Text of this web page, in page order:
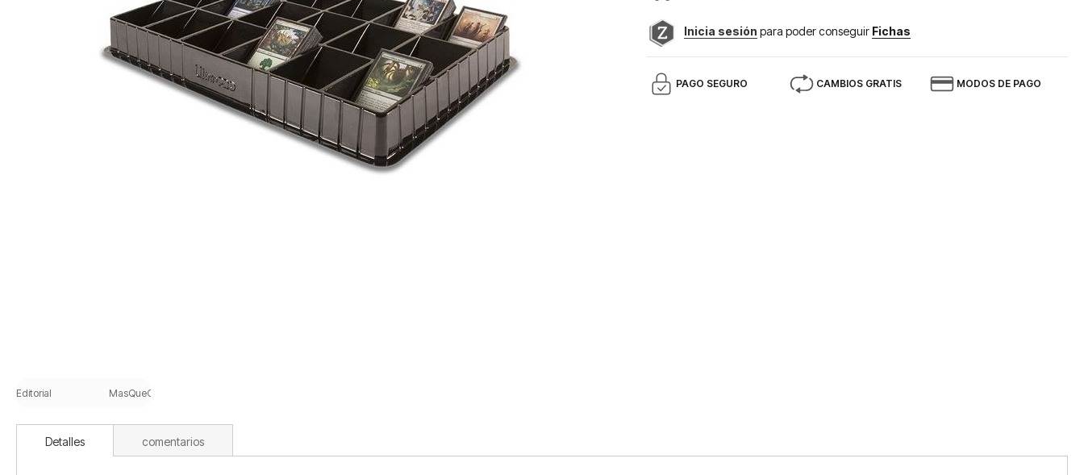
comienzo
la
galería
Inicia sesión para poder conseguir Fichas
PAGO SEGURO CAMBIOS GRATIS MODOS DE PAGO
Editorial MasQueOca
Detalles comentarios